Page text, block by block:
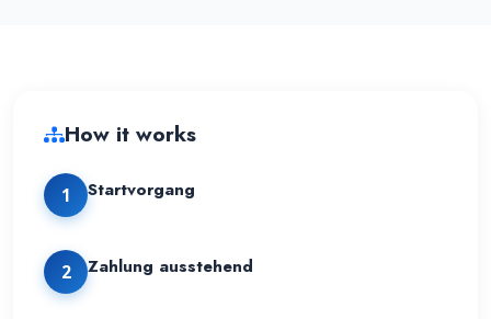
How it works
1 Startvorgang
2 Zahlung ausstehend